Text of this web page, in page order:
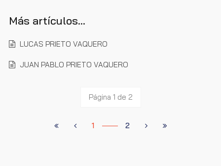
Más artículos…
LUCAS PRIETO VAQUERO
JUAN PABLO PRIETO VAQUERO
Página 1 de 2
1 2